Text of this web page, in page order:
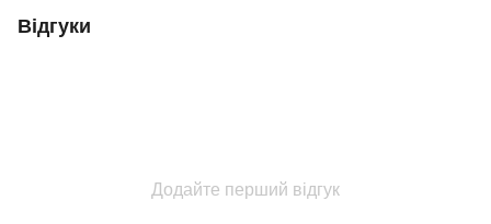
Відгуки
Додайте перший відгук